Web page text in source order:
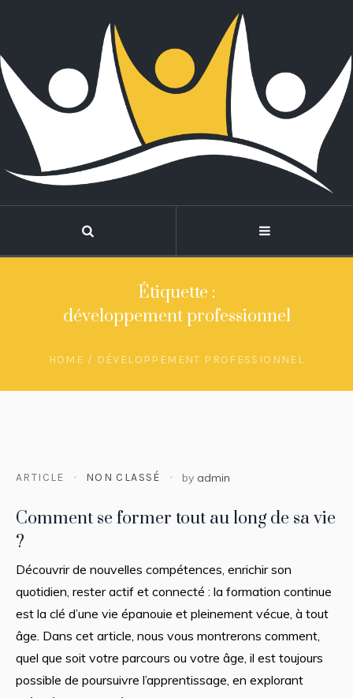
Étiquette :
développement professionnel
HOME / DÉVELOPPEMENT PROFESSIONNEL
ARTICLE NON CLASSÉ by admin
Comment se former tout au long de sa vie
?
Découvrir de nouvelles compétences, enrichir son
quotidien, rester actif et connecté : la formation continue
est la clé d’une vie épanouie et pleinement vécue, à tout
âge. Dans cet article, nous vous montrerons comment,
quel que soit votre parcours ou votre âge, il est toujours
possible de poursuivre l’apprentissage, en explorant